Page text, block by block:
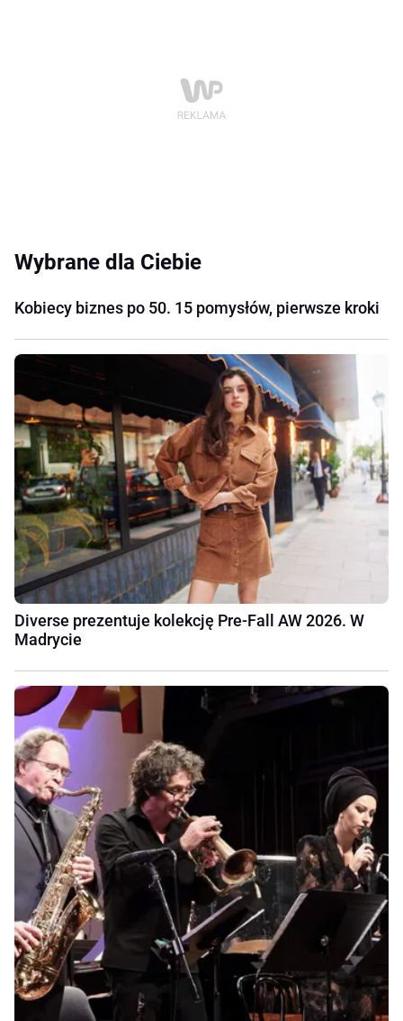
Wybrane dla Ciebie
Kobiecy biznes po 50. 15 pomysłów, pierwsze kroki
Diverse prezentuje kolekcję Pre-Fall AW 2026. W
Madrycie